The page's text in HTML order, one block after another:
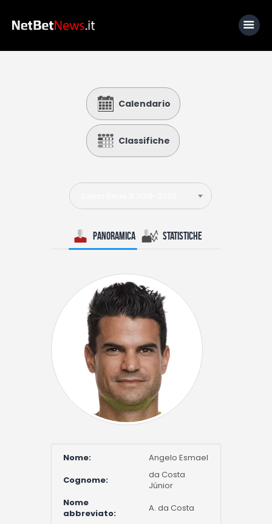
Calcio
Basket
Tennis
Lo Sapevi Che
I consigli di Giulia
Calendario
Classifiche
Panoramica Statistiche
Nome:
Angelo Esmael
Cognome:
da Costa
Júnior
Nome
abbreviato:
A. da Costa